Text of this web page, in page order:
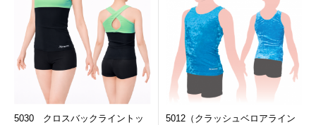
5030 クロスバックライントッ
5012（クラッシュベロアライン